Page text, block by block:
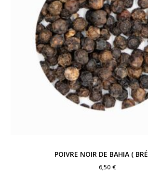
POIVRE NOIR DE BAHIA (
6,50€